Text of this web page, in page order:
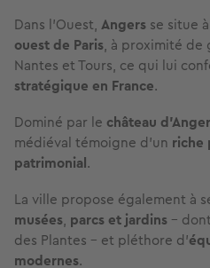
Dans l’Ouest, Angers se situe
ouest de Paris, à proximité de
Nantes et Tours, ce qui lui
stratégique en France.
Dominé par le château
médiéval témoigne d’un riche
patrimonial.
La ville propose également à
musées, parcs et jardins –
des Plantes – et pléthore d’
modernes.